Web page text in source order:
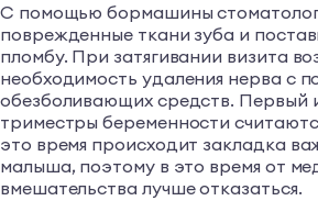
С помощью бормашины
поврежденные ткани зуба и
пломбу. При затягивании визита
необходимость удаления нерва с
обезболивающих средств. Первый
триместры беременности
это время происходит закладка
малыша, поэтому в это время от
вмешательства лучше отказаться.